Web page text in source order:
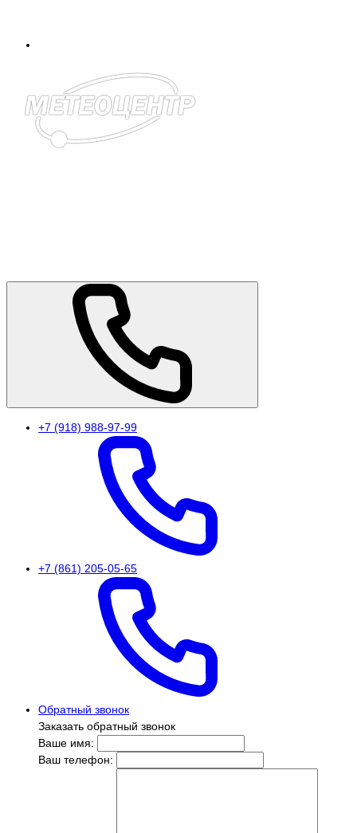
+7 (918) 988-97-99
+7 (861) 205-05-65
Обратный звонок
Заказать обратный звонок
Ваше имя:
Ваш телефон: